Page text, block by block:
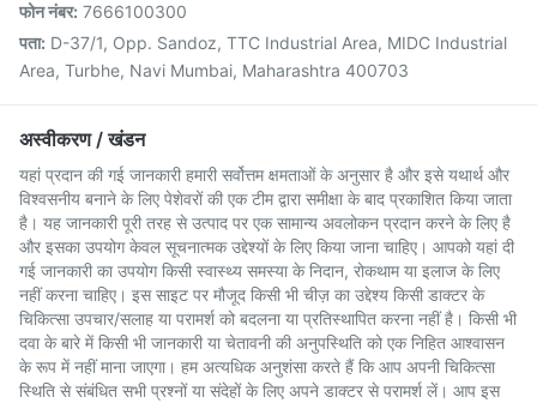
फोन नंबर: 7666100300
पता: D-37/1, Opp. Sandoz, TTC Industrial Area, MIDC Industrial
Area, Turbhe, Navi Mumbai, Maharashtra 400703
अस्वीकरण / खंडन
यहां प्रदान की गई जानकारी हमारी सर्वोत्तम क्षमताओं के अनुसार है और इसे यथार्थ और
विश्वसनीय बनाने के लिए पेशेवरों की एक टीम द्वारा समीक्षा के बाद प्रकाशित किया जाता
है। यह जानकारी पूरी तरह से उत्पाद पर एक सामान्य अवलोकन प्रदान करने के लिए है
और इसका उपयोग केवल सूचनात्मक उद्देश्यों के लिए किया जाना चाहिए। आपको यहां दी
गई जानकारी का उपयोग किसी स्वास्थ्य समस्या के निदान, रोकथाम या इलाज के लिए
नहीं करना चाहिए। इस साइट पर मौजूद किसी भी चीज़ का उद्देश्य किसी डाक्टर के
चिकित्सा उपचार/सलाह या परामर्श को बदलना या प्रतिस्थापित करना नहीं है। किसी भी
दवा के बारे में किसी भी जानकारी या चेतावनी की अनुपस्थिति को एक निहित आश्वासन
के रूप में नहीं माना जाएगा। हम अत्यधिक अनुशंसा करते हैं कि आप अपनी चिकित्सा
स्थिति से संबंधित सभी प्रश्नों या संदेहों के लिए अपने डाक्टर से परामर्श लें। आप इस